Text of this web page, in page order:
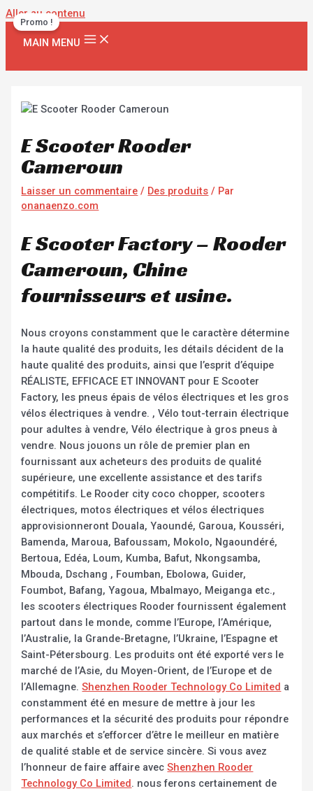
Aller au contenu
MAIN MENU
E Scooter Rooder
Cameroun
Laisser un commentaire / Des produits / Par
onanaenzo.com
E Scooter Factory – Rooder
Cameroun, Chine
fournisseurs et usine.
Nous croyons constamment que le caractère détermine
la haute qualité des produits, les détails décident de la
haute qualité des produits, ainsi que l’esprit d’équipe
RÉALISTE, EFFICACE ET INNOVANT pour E Scooter
Factory, les pneus épais de vélos électriques et les gros
vélos électriques à vendre. , Vélo tout-terrain électrique
pour adultes à vendre, Vélo électrique à gros pneus à
vendre. Nous jouons un rôle de premier plan en
fournissant aux acheteurs des produits de qualité
supérieure, une excellente assistance et des tarifs
compétitifs. Le Rooder city coco chopper, scooters
électriques, motos électriques et vélos électriques
approvisionneront Douala, Yaoundé, Garoua, Kousséri,
Bamenda, Maroua, Bafoussam, Mokolo, Ngaoundéré,
Bertoua, Edéa, Loum, Kumba, Bafut, Nkongsamba,
Mbouda, Dschang , Foumban, Ebolowa, Guider,
Foumbot, Bafang, Yagoua, Mbalmayo, Meiganga etc.,
les scooters électriques Rooder fournissent également
partout dans le monde, comme l’Europe, l’Amérique,
l’Australie, la Grande-Bretagne, l’Ukraine, l’Espagne et
Saint-Pétersbourg. Les produits ont été exporté vers le
marché de l’Asie, du Moyen-Orient, de l’Europe et de
l’Allemagne.Shenzhen Rooder Technology Co Limited a
constamment été en mesure de mettre à jour les
performances et la sécurité des produits pour répondre
aux marchés et s’efforcer d’être le meilleur en matière
de qualité stable et de service sincère. Si vous avez
l’honneur de faire affaire avecShenzhen Rooder
Technology Co Limited . nous ferons certainement de
Promo !